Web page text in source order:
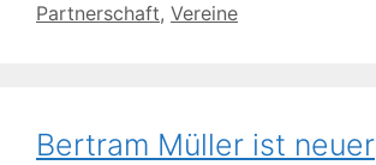
Partnerschaft, Vereine
Bertram Müller ist neuer